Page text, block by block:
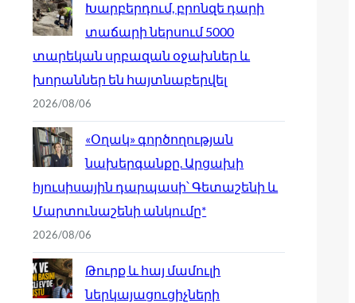
Խարբերդում, բրոնզե դարի
տաճարի ներսում 5000
տարեկան սրբազան օջախներ և
խորաններ են հայտնաբերվել
2026/08/06
«Օղակ» գործողության
նախերգանքը. Արցախի
հյուսիսային դարպասի՝ Գետաշենի և
Մարտունաշենի անկումը*
2026/08/06
Թուրք և հայ մամուլի
ներկայացուցիչների